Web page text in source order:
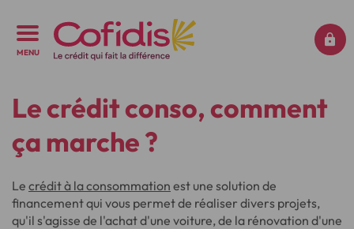
MENU
Le crédit conso, comment
ça marche ?
Le crédit à la consommation est une solution de
financement qui vous permet de réaliser divers projets,
qu'il s'agisse de l'achat d'une voiture, de la rénovation d'une